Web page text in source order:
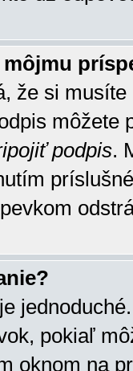
že si
môžete
podpis.
pokiaľ
oknom na